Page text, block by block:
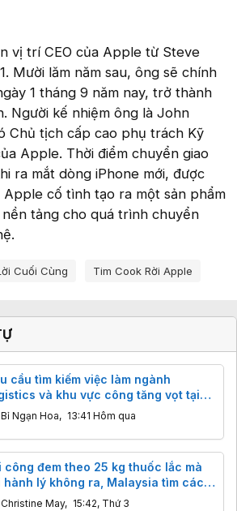
vị trí CEO của Apple từ Steve
Mười lăm năm sau, ông sẽ chính
1 tháng 9 năm nay, trở thành
Người kế nhiệm ông là John
Chủ tịch cấp cao phụ trách Kỹ
Apple. Thời điểm chuyển giao
ra mắt dòng iPhone mới, được
Apple cố tình tạo ra một sản phẩm
tảng cho quá trình chuyển
Cuối Cùng Tim Cook Rời Apple
cầu tìm kiếm việc làm ngành
và khu vực công tăng vọt tại
Nam
Bỉ Ngạn Hoa, 13:41 Hôm qua
công đem theo 25 kg thuốc lắc mà
hành lý không ra, Malaysia tìm cách
phục lỗ hổng an ninh
Christine May, 15:42, Thứ 3